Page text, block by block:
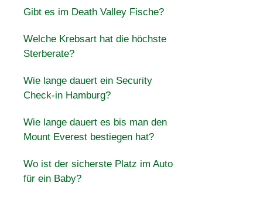
Gibt es im Death Valley Fische?
Welche Krebsart hat die höchste
Sterberate?
Wie lange dauert ein Security
Check-in Hamburg?
Wie lange dauert es bis man den
Mount Everest bestiegen hat?
Wo ist der sicherste Platz im Auto
für ein Baby?